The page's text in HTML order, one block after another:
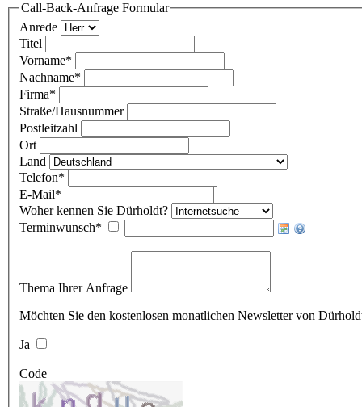
Call-Back-Anfrage Formular
Anrede
Titel
Vorname*
Nachname*
Firma*
Straße/Hausnummer
Postleitzahl
Ort
Land
Telefon*
E-Mail*
Woher kennen Sie Dürholdt?
Terminwunsch*
Thema Ihrer Anfrage
Möchten Sie den kostenlosen monatlichen Newsletter von
Ja
Code